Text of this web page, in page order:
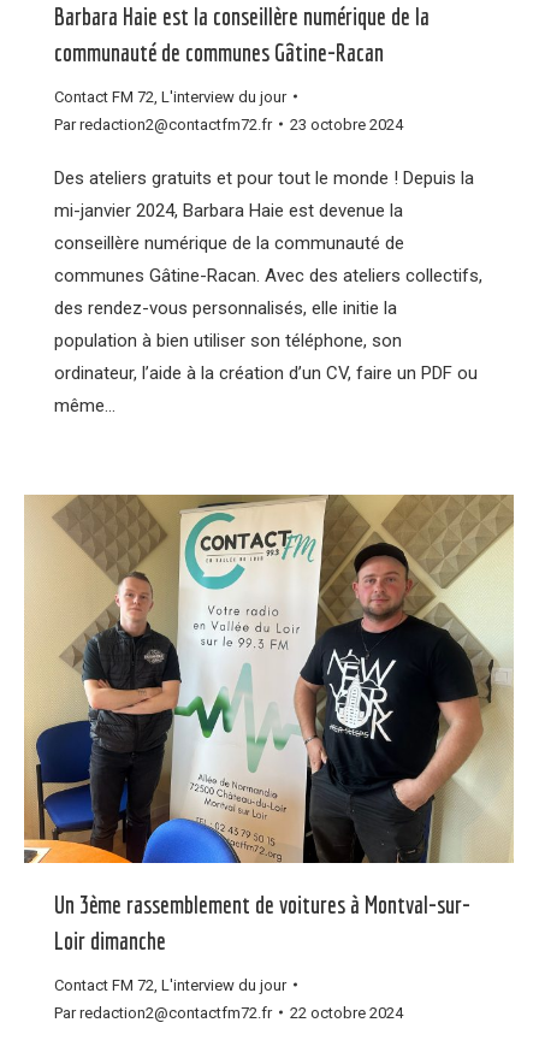
Barbara Haie est la conseillère numérique de la
communauté de communes Gâtine-Racan
Contact FM 72 L'interview du jour
Parredaction2@contactfm72.fr 23 octobre 2024
Des ateliers gratuits et pour tout le monde ! Depuis la
mi-janvier 2024, Barbara Haie est devenue la
conseillère numérique de la communauté de
communes Gâtine-Racan. Avec des ateliers collectifs,
des rendez-vous personnalisés, elle initie la
population à bien utiliser son téléphone, son
ordinateur, l’aide à la création d’un CV, faire un PDF ou
même…
Un 3ème rassemblement de voitures à Montval-sur-
Loir dimanche
Contact FM 72 L'interview du jour
Parredaction2@contactfm72.fr 22 octobre 2024